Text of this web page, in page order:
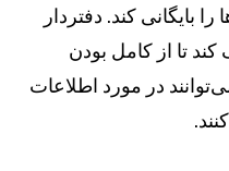
کند. دفتردار
از کامل بودن
در مورد اطلاعات